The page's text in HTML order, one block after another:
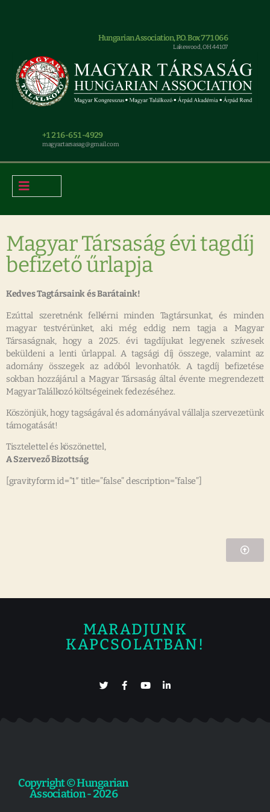
Hungarian Association, P.O. Box 771066
Lakewood, OH 44107
+1 216-651-4929
magyar.tarsasag@gmail.com
Magyar Társaság évi tagdíj
befizető űrlapja
Kedves Tagtársaink és Barátaink!
Ezúttal szeretnénk felkérni minden Tagtársunkat, és minden
magyar testvérünket, aki még eddig nem tagja a Magyar
Társaságnak, hogy a 2025. évi tagdíjukat legyenek szívesek
beküldeni a lenti űrlappal. A tagsági díj összege, valamint az
adomány összegek az adóból levonhatók. A tagdíj befizetése
sokban hozzájárul a Magyar Társaság által évente megrendezett
Magyar Találkozó költségeinek fedezéséhez.
Köszönjük, hogy tagságával és adományával vállalja szervezetünk
támogatását!
Tisztelettel és köszönettel,
A Szervező Bizottság
[gravityform id=”1″ title=”false” description=”false”]
MARADJUNK
KAPCSOLATBAN!
Copyright © Hungarian
Association - 2026